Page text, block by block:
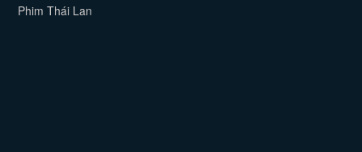
Phim Thái Lan